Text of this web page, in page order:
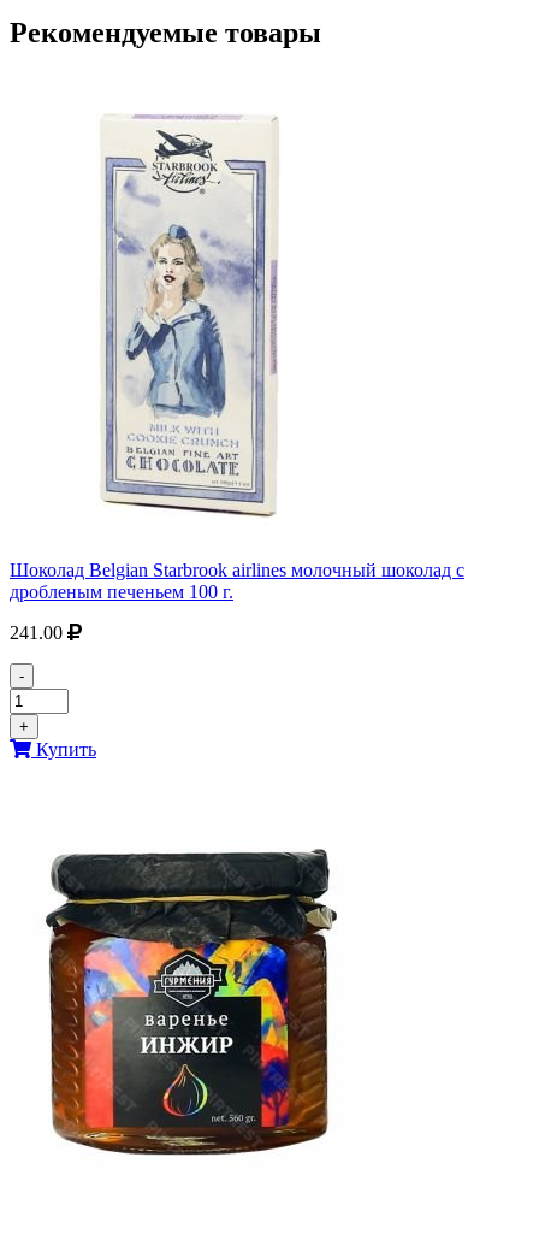
Рекомендуемые товары
Шоколад Belgian Starbrook airlines молочный шоколад с
дробленым печеньем 100 г.
241.00
-
+
Купить